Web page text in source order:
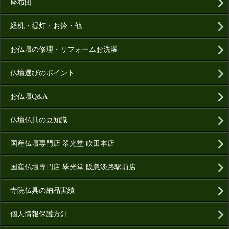
座布団
経机・提灯・お鈴・他
お仏壇の修理・リフォームお洗濯
仏壇選びのポイント
お仏壇Q&A
仏壇仏具の豆知識
国産仏壇専門店 翠光堂 吹田本店
国産仏壇専門店 翠光堂 阪急淡路駅前店
寺院仏具の納品実績
個人情報保護方針